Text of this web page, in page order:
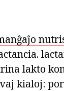
lakto
kialoj: